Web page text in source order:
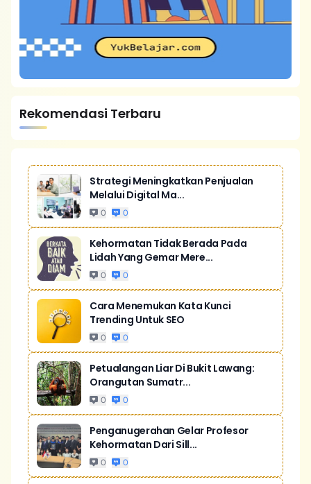
Rekomendasi Terbaru
Strategi Meningkatkan Penjualan
Melalui Digital Ma...
0 0
Kehormatan Tidak Berada Pada
Lidah Yang Gemar Mere...
0 0
Cara Menemukan Kata Kunci
Trending Untuk SEO
0 0
Petualangan Liar Di Bukit Lawang:
Orangutan Sumatr...
0 0
Penganugerahan Gelar Profesor
Kehormatan Dari Sill...
0 0